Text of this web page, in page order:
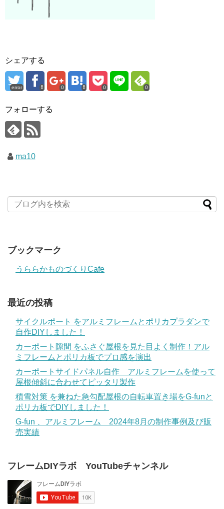
シェアする
error 0 0 0
フォローする
ma10
ブックマーク
うららかものづくりCafe
最近の投稿
サイクルポート をアルミフレームとポリカプラダンで
自作DIYしました！
カーポート隙間 をふさぐ屋根を見た目よく制作！アル
ミフレームとポリカ板でプロ感を演出
カーポートサイドパネル自作 アルミフレームを使って
屋根傾斜に合わせてピッタリ製作
積雪対策 を兼ねた急勾配屋根の自転車置き場をG-funと
ポリカ板でDIYしました！
G-fun 、アルミフレーム 2024年8月の制作事例及び販
売実績
フレームDIYラボ YouTubeチャンネル